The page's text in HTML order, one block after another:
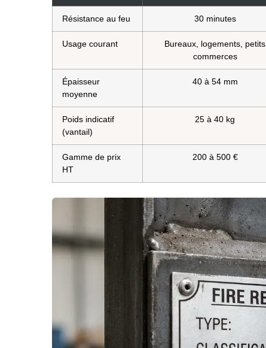
Résistance au feu 30 minutes
Usage courant
Bureaux, logements, petits
commerces
Épaisseur
moyenne
40 à 54 mm
Poids indicatif
(vantail)
25 à 40 kg
Gamme de prix
HT
200 à 500 €